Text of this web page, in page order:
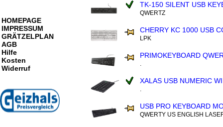
TK-150 SILENT USB
QWERTZ
CHERRY KC 1000 USB
LPK
PRIMOKEYBOARD
.
XALAS USB NUMERIC
.
USB PRO KEYBOARD
QWERTY US ENGLISH
HOMEPAGE
IMPRESSUM
GRÄTZELPLAN
AGB
Hilfe
Kosten
Widerruf